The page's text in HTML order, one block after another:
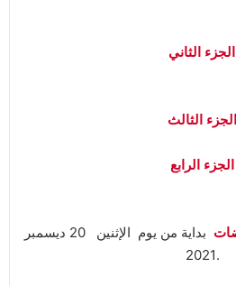
الجزء الثاني
الجزء الثالث
الجزء الرابع
بداية من يوم الإثنين 20 ديسمبر
2021.